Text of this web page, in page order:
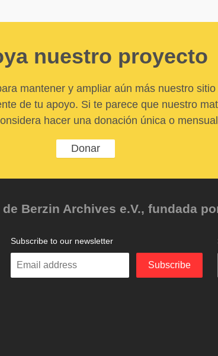
nuestro proyecto
mantener y ampliar aún más nuestro
de tu apoyo. Si te parece que nuestro
hacer una donación única o
Donar
Berzin Archives e.V., fundada
Subscribe to our newsletter
Enter
Subscribe